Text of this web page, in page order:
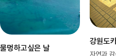
물멍하고싶은 날
강원도